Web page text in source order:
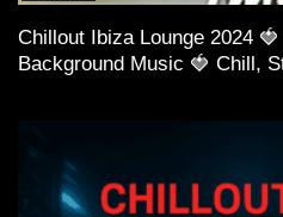
Chillout Ibiza Lounge 2024
Background Music 🍓 Chill,